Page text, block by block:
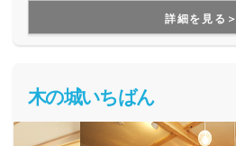
詳細を見る＞
木の城いちばん